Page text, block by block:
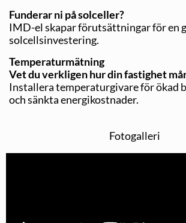
Funderar ni på solceller?
IMD-el skapar förutsättningar för en
solcellsinvestering.
Temperaturmätning
Vet du verkligen hur din fastighet
Installera temperaturgivare för ökad
och sänkta energikostnader.
Fotogalleri